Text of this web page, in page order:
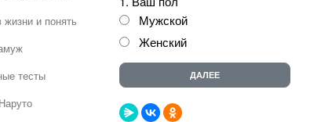
жизни и понять
тесты
Мужской
Женский